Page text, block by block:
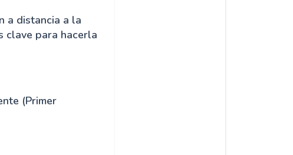
a distancia a la
clave para hacerla
(Primer